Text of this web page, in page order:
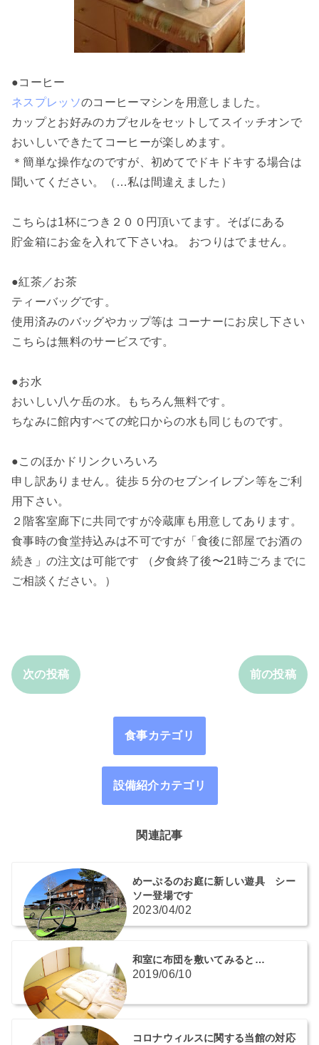
●コーヒー
ネスプレッソのコーヒーマシンを用意しました。
カップとお好みのカプセルをセットしてスイッチオンで
おいしいできたてコーヒーが楽しめます。
＊簡単な操作なのですが、初めてでドキドキする場合は
聞いてください。（…私は間違えました）
こちらは1杯につき２００円頂いてます。 そばにある
貯金箱にお金を入れて下さいね。 おつりはでません。
●紅茶／お茶
ティーバッグです。
使用済みのバッグやカップ等は コーナーにお戻し下さい
こちらは無料のサービスです。
●お水
おいしい八ケ岳の水。もちろん無料です。
ちなみに館内すべての蛇口からの水も同じものです。
●このほかドリンクいろいろ
申し訳ありません。徒歩５分のセブンイレブン等をご利
用下さい。
２階客室廊下に共同ですが冷蔵庫も用意してあります。
食事時の食堂持込みは不可ですが「食後に部屋でお酒の
続き」の注文は可能です （夕食終了後〜21時ごろまでに
ご相談ください。）
次の投稿 前の投稿
食事カテゴリ
設備紹介カテゴリ
関連記事
めーぷるのお庭に新しい遊具 シー
ソー登場です
2023/04/02
和室に布団を敷いてみると…
2019/06/10
コロナウィルスに関する当館の対応